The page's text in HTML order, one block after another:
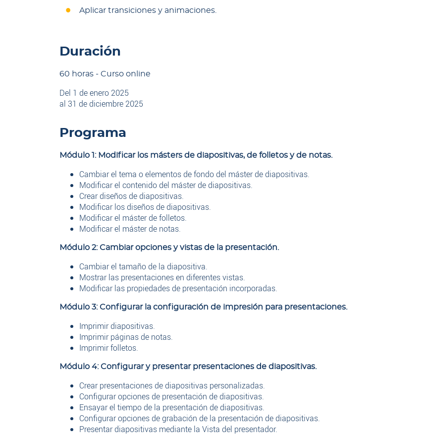
Aplicar transiciones y animaciones.
Duración
60 horas - Curso online
Del 1 de enero 2025
al 31 de diciembre 2025
Programa
Módulo 1: Modificar los másters de diapositivas, de folletos y de notas.
Cambiar el tema o elementos de fondo del máster de diapositivas.
Modificar el contenido del máster de diapositivas.
Crear diseños de diapositivas.
Modificar los diseños de diapositivas.
Modificar el máster de folletos.
Modificar el máster de notas.
Módulo 2: Cambiar opciones y vistas de la presentación.
Cambiar el tamaño de la diapositiva.
Mostrar las presentaciones en diferentes vistas.
Modificar las propiedades de presentación incorporadas.
Módulo 3: Configurar la configuración de impresión para presentaciones.
Imprimir diapositivas.
Imprimir páginas de notas.
Imprimir folletos.
Módulo 4: Configurar y presentar presentaciones de diapositivas.
Crear presentaciones de diapositivas personalizadas.
Configurar opciones de presentación de diapositivas.
Ensayar el tiempo de la presentación de diapositivas.
Configurar opciones de grabación de la presentación de diapositivas.
Presentar diapositivas mediante la Vista del presentador.